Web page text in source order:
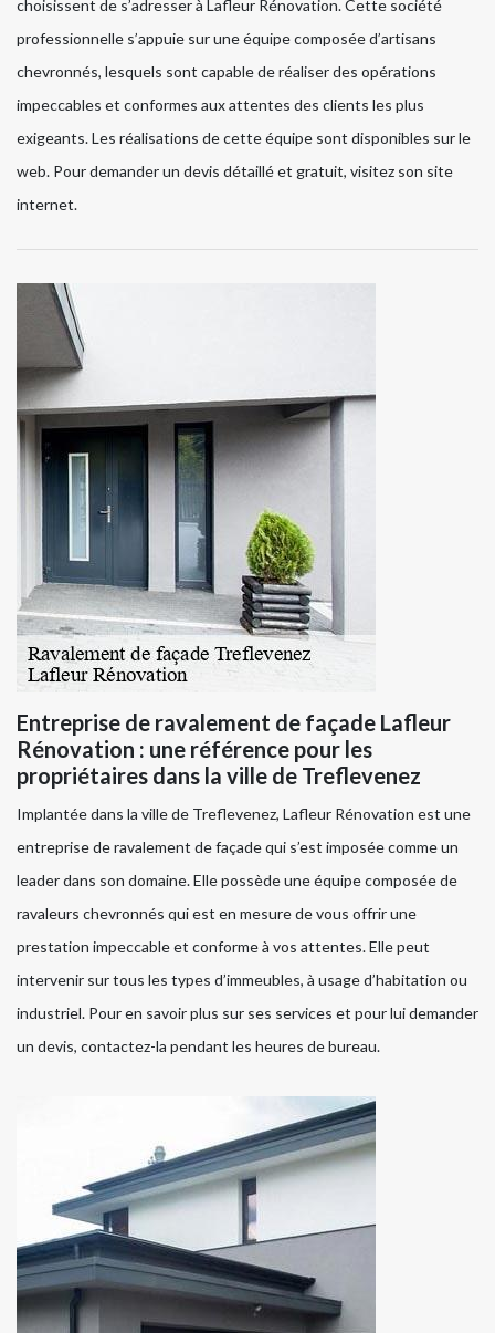
choisissent de s’adresser à Lafleur Rénovation. Cette société
professionnelle s’appuie sur une équipe composée d’artisans
chevronnés, lesquels sont capable de réaliser des opérations
impeccables et conformes aux attentes des clients les plus
exigeants. Les réalisations de cette équipe sont disponibles sur le
web. Pour demander un devis détaillé et gratuit, visitez son site
internet.
Entreprise de ravalement de façade Lafleur
Rénovation : une référence pour les
propriétaires dans la ville de Treflevenez
Implantée dans la ville de Treflevenez, Lafleur Rénovation est une
entreprise de ravalement de façade qui s’est imposée comme un
leader dans son domaine. Elle possède une équipe composée de
ravaleurs chevronnés qui est en mesure de vous offrir une
prestation impeccable et conforme à vos attentes. Elle peut
intervenir sur tous les types d’immeubles, à usage d’habitation ou
industriel. Pour en savoir plus sur ses services et pour lui demander
un devis, contactez-la pendant les heures de bureau.